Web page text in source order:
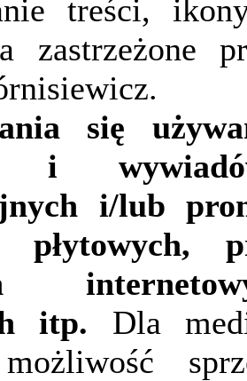
treści,
zastrzeżone
się
i
i/lub
płytowych,
itp. Dla